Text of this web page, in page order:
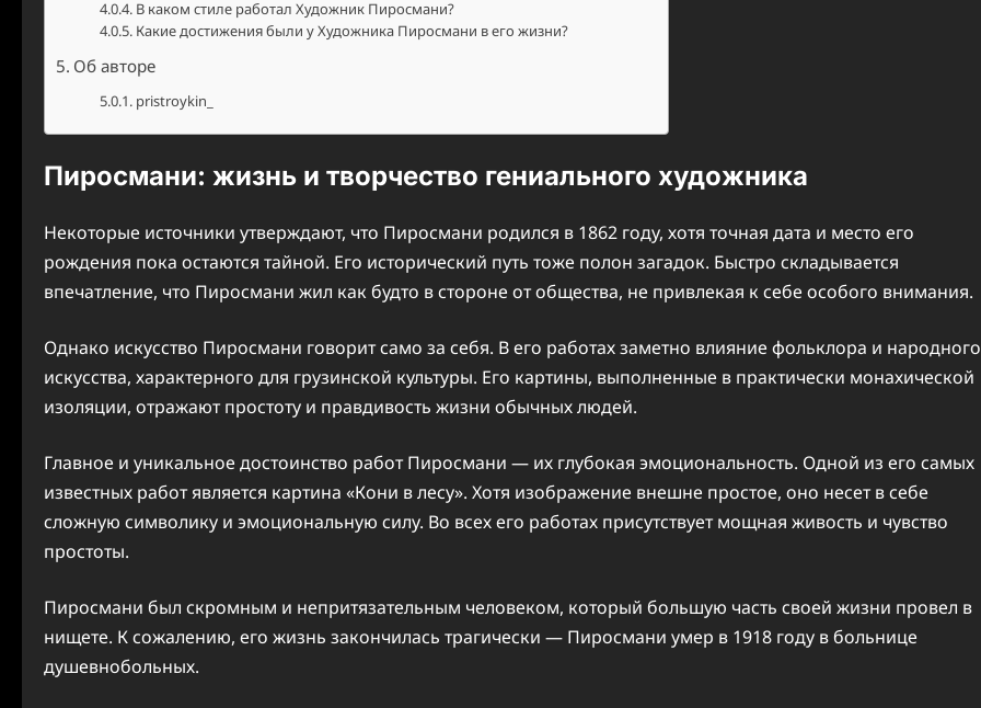
В каком стиле работал Художник Пиросмани?
Какие достижения были у Художника Пиросмани в его жизни?
Об авторе
pristroykin_
Пиросмани: жизнь и творчество гениального художника
Некоторые источники утверждают, что Пиросмани родился в 1862 году, хотя точная дата и место его
рождения пока остаются тайной. Его исторический путь тоже полон загадок. Быстро складывается
впечатление, что Пиросмани жил как будто в стороне от общества, не привлекая к себе особого внимания.
Однако искусство Пиросмани говорит само за себя. В его работах заметно влияние фольклора и народного
искусства, характерного для грузинской культуры. Его картины, выполненные в практически монахической
изоляции, отражают простоту и правдивость жизни обычных людей.
Главное и уникальное достоинство работ Пиросмани — их глубокая эмоциональность. Одной из его самых
известных работ является картина «Кони в лесу». Хотя изображение внешне простое, оно несет в себе
сложную символику и эмоциональную силу. Во всех его работах присутствует мощная живость и чувство
простоты.
Пиросмани был скромным и непритязательным человеком, который большую часть своей жизни провел в
нищете. К сожалению, его жизнь закончилась трагически — Пиросмани умер в 1918 году в больнице
душевнобольных.